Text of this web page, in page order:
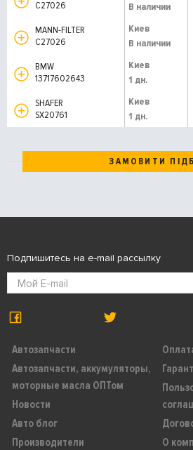
C27026
В наличии
MANN-FILTER
C27026
Киев
В наличии
BMW
13717602643
Киев
1 дн.
SHAFER
SX20761
Киев
1 дн.
ЗАМОВИТИ
Автозапчасти
Автозапчасти, аккумуляторы,
моторные масла ОПТом
Новости
Авто блог
Производители
О
Подпишитесь на e-mail рассылку